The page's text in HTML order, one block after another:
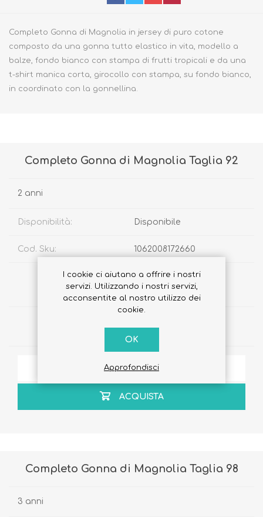
Completo Gonna di Magnolia in jersey di puro cotone
composto da una gonna tutto elastico in vita, modello a
balze, fondo bianco con stampa di frutti tropicali e da una
t-shirt manica corta, girocollo con stampa, su fondo bianco,
in coordinato con la gonnellina.
Completo Gonna di Magnolia Taglia 92
2 anni
Disponibilità: Disponibile
Cod. Sku: 1062008172660
€50,70
€38,90
Quantità:
AGGIUNGI ALLA LISTA DEI DESIDERI
ACQUISTA
Completo Gonna di Magnolia Taglia 98
3 anni
I cookie ci aiutano a offrire i nostri
servizi. Utilizzando i nostri servizi,
acconsentite al nostro utilizzo dei
cookie.
OK
Approfondisci